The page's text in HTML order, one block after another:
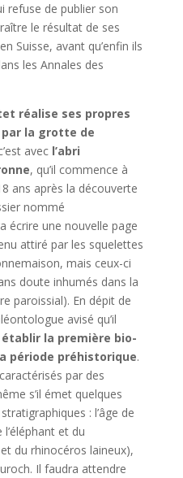
refuse de publier son
le résultat de ses
Suisse, avant qu’enfin ils
les Annales des
réalise ses propres
par la grotte de
avec l’abri
, qu’il commence à
ans après la découverte
nommé
écrire une nouvelle page
attiré par les squelettes
mais ceux-ci
doute inhumés dans la
paroissial). En dépit de
avisé qu’il
établir la première bio-
période préhistorique.
par des
s’il émet quelques
: l’âge de
l’éléphant et du
du rhinocéros laineux),
Il faudra attendre